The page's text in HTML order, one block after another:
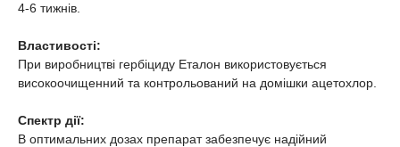
4-6 тижнів.
Властивості:
При виробництві гербіциду Еталон використовується
високоочищенний та контрольований на домішки ацетохлор.
Спектр дії:
В оптимальних дозах препарат забезпечує надійний